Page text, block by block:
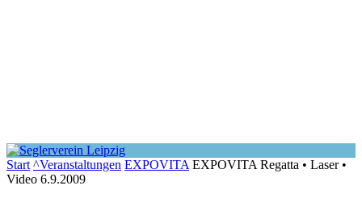
Start ^Veranstaltungen EXPOVITA EXPOVITA Regatta • Laser •
Video 6.9.2009